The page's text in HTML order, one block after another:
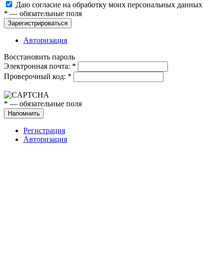
Даю согласие на обработку моих персональных данных
* — обязательные поля
Зарегистрироваться
Авторизация
Восстановить пароль
Электронная почта: *
Проверочный код: *
* — обязательные поля
Напомнить
Регистрация
Авторизация